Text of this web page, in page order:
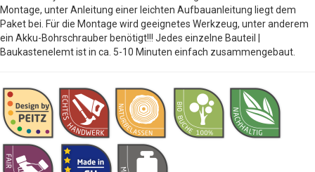
Montage, unter Anleitung einer leichten Aufbauanleitung liegt dem
Paket bei. Für die Montage wird geeignetes Werkzeug, unter anderem
ein Akku-Bohrschrauber benötigt!!! Jedes einzelne Bauteil |
Baukastenelemt ist in ca. 5-10 Minuten einfach zusammengebaut.